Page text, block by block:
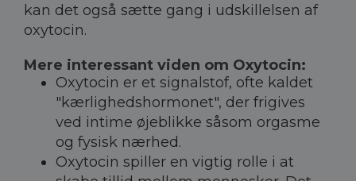
kan det også sætte gang i udskillelsen af
oxytocin.
Mere interessant viden om Oxytocin:
Oxytocin er et signalstof, ofte kaldet
"kærlighedshormonet", der frigives
ved intime øjeblikke såsom orgasme
og fysisk nærhed.
Oxytocin spiller en vigtig rolle i at